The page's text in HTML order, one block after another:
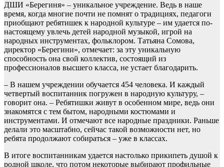
ДШИ «Берегиня» – уникальное учреждение. Ведь в наше
время, когда многие почти не помнят о традициях, педагоги
приобщают ребятишек к народной культуре – им удается по-
настоящему увлечь детей народной музыкой, игрой на
народных инструментах, фольклором. Татьяна Сомова,
директор «Берегини», отмечает: за эту уникальную
способность она свой коллектив, состоящий из
профессионалов высшего класса, не устает благодарить.
– В нашем учреждении обучается 454 человека. И каждый
четвертый воспитанник погружен в народную культуру, –
говорит она. – Ребятишки живут в особенном мире, ведь они
знакомятся с тем бытом, народными костюмами и
инструментами. И отмечают все народные праздники. Раньше
делали это масштабно, сейчас такой возможности нет, но
ребята продолжают собираться – уже в классах.
В итоге воспитанникам удается настолько прикипеть душой к
родной школе, что потом некоторые выбирают профильные